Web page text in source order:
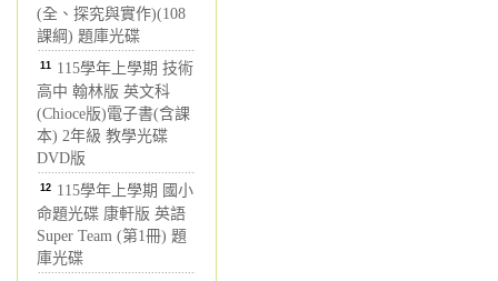
(全、探究與實作)(108
課綱) 題庫光碟
11 115學年上學期 技術
高中 翰林版 英文科
(Chioce版)電子書(含課
本) 2年級 教學光碟
DVD版
12 115學年上學期 國小
命題光碟 康軒版 英語
Super Team (第1冊) 題
庫光碟